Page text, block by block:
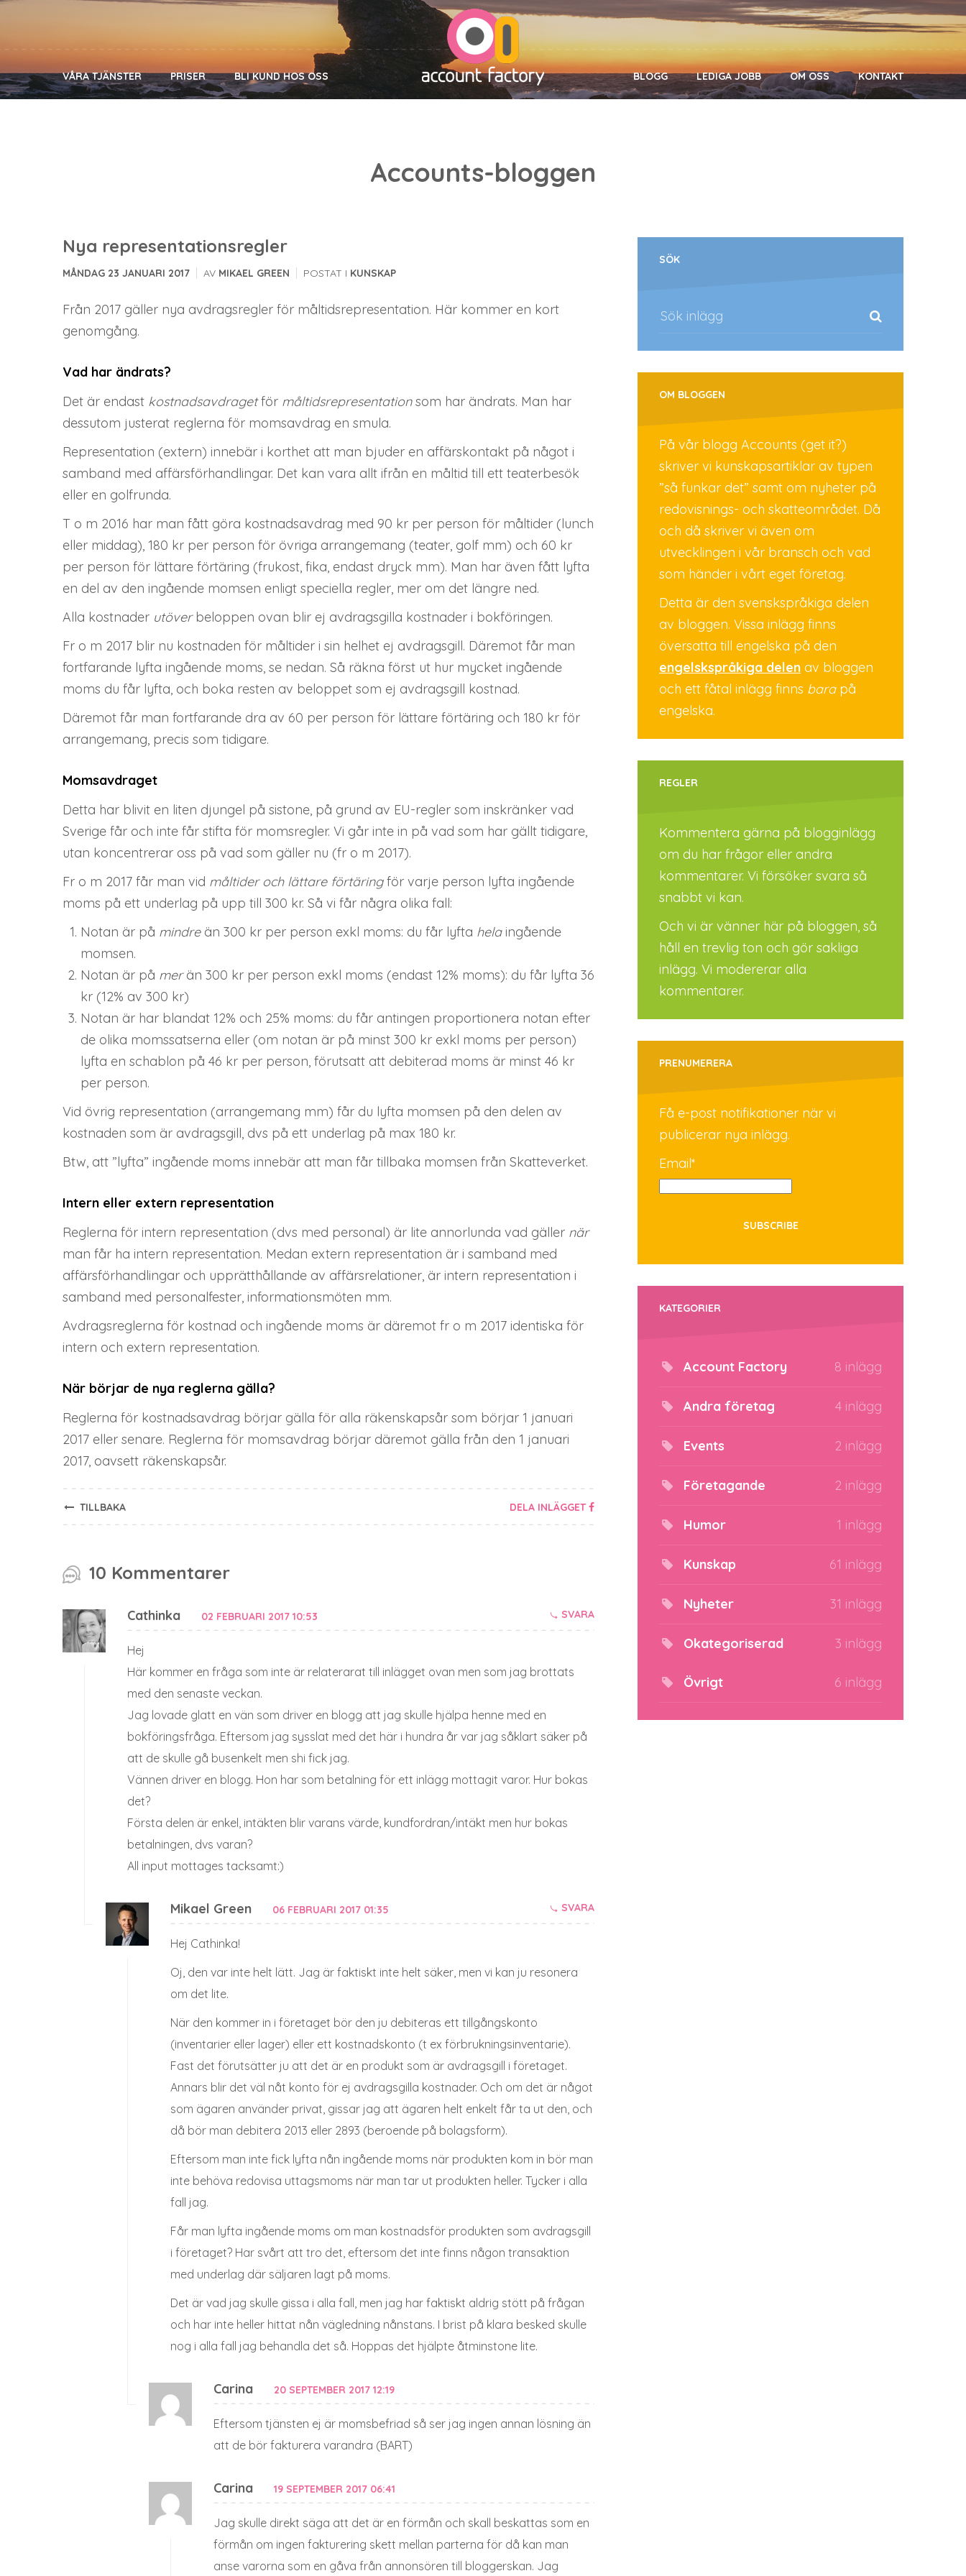
VÅRA TJÄNSTER PRISER BLI KUND HOS OSS KONTAKT
OM OSS
LEDIGA JOBB
BLOGG
Accounts-bloggen
Nya representationsregler
MÅNDAG 23 JANUARI 2017 AV MIKAEL GREEN POSTAT I KUNSKAP
Från 2017 gäller nya avdragsregler för måltidsrepresentation. Här kommer en kort
genomgång.
Vad har ändrats?
Det är endast kostnadsavdragetför måltidsrepresentationsom har ändrats. Man har
dessutom justerat reglerna för momsavdrag en smula.
Representation (extern) innebär i korthet att man bjuder en affärskontakt på något i
samband med affärsförhandlingar. Det kan vara allt ifrån en måltid till ett teaterbesök
eller en golfrunda.
T o m 2016 har man fått göra kostnadsavdrag med 90 kr per person för måltider (lunch
eller middag), 180 kr per person för övriga arrangemang (teater, golf mm) och 60 kr
per person för lättare förtäring (frukost, fika, endast dryck mm). Man har även fått lyfta
en del av den ingående momsen enligt speciella regler, mer om det längre ned.
Alla kostnader utöverbeloppen ovan blir ej avdragsgilla kostnader i bokföringen.
Fr o m 2017 blir nu kostnaden för måltider i sin helhet ej avdragsgill. Däremot får man
fortfarande lyfta ingående moms, se nedan. Så räkna först ut hur mycket ingående
moms du får lyfta, och boka resten av beloppet som ej avdragsgill kostnad.
Däremot får man fortfarande dra av 60 per person för lättare förtäring och 180 kr för
arrangemang, precis som tidigare.
Momsavdraget
Detta har blivit en liten djungel på sistone, på grund av EU-regler som inskränker vad
Sverige får och inte får stifta för momsregler. Vi går inte in på vad som har gällt tidigare,
utan koncentrerar oss på vad som gäller nu (fr o m 2017).
Fr o m 2017 får man vid måltider och lättare förtäringför varje person lyfta ingående
moms på ett underlag på upp till 300 kr. Så vi får några olika fall:
Notan är på mindreän 300 kr per person exkl moms: du får lyfta helaingående
momsen.
Notan är på merän 300 kr per person exkl moms (endast 12% moms): du får lyfta 36
kr (12% av 300 kr)
Notan är har blandat 12% och 25% moms: du får antingen proportionera notan efter
de olika momssatserna eller (om notan är på minst 300 kr exkl moms per person)
lyfta en schablon på 46 kr per person, förutsatt att debiterad moms är minst 46 kr
per person.
Vid övrig representation (arrangemang mm) får du lyfta momsen på den delen av
kostnaden som är avdragsgill, dvs på ett underlag på max 180 kr.
Btw, att ”lyfta” ingående moms innebär att man får tillbaka momsen från Skatteverket.
Intern eller extern representation
Reglerna för intern representation (dvs med personal) är lite annorlunda vad gäller när
man får ha intern representation. Medan extern representation är i samband med
affärsförhandlingar och upprätthållande av affärsrelationer, är intern representation i
samband med personalfester, informationsmöten mm.
Avdragsreglerna för kostnad och ingående moms är däremot fr o m 2017 identiska för
intern och extern representation.
När börjar de nya reglerna gälla?
Reglerna för kostnadsavdrag börjar gälla för alla räkenskapsår som börjar 1 januari
2017 eller senare. Reglerna för momsavdrag börjar däremot gälla från den 1 januari
2017, oavsett räkenskapsår.
TILLBAKA DELA INLÄGGET
10 Kommentarer
Cathinka 02 FEBRUARI 2017 10:53 SVARA
Hej
Här kommer en fråga som inte är relaterarat till inlägget ovan men som jag brottats
med den senaste veckan.
Jag lovade glatt en vän som driver en blogg att jag skulle hjälpa henne med en
bokföringsfråga. Eftersom jag sysslat med det här i hundra år var jag såklart säker på
att de skulle gå busenkelt men shi fick jag.
Vännen driver en blogg. Hon har som betalning för ett inlägg mottagit varor. Hur bokas
det?
Första delen är enkel, intäkten blir varans värde, kundfordran/intäkt men hur bokas
betalningen, dvs varan?
All input mottages tacksamt:)
Mikael Green 06 FEBRUARI 2017 01:35 SVARA
Hej Cathinka!
Oj, den var inte helt lätt. Jag är faktiskt inte helt säker, men vi kan ju resonera
om det lite.
När den kommer in i företaget bör den ju debiteras ett tillgångskonto
(inventarier eller lager) eller ett kostnadskonto (t ex förbrukningsinventarie).
Fast det förutsätter ju att det är en produkt som är avdragsgill i företaget.
Annars blir det väl nåt konto för ej avdragsgilla kostnader. Och om det är något
som ägaren använder privat, gissar jag att ägaren helt enkelt får ta ut den, och
då bör man debitera 2013 eller 2893 (beroende på bolagsform).
Eftersom man inte fick lyfta nån ingående moms när produkten kom in bör man
inte behöva redovisa uttagsmoms när man tar ut produkten heller. Tycker i alla
fall jag.
Får man lyfta ingående moms om man kostnadsför produkten som avdragsgill
i företaget? Har svårt att tro det, eftersom det inte finns någon transaktion
med underlag där säljaren lagt på moms.
Det är vad jag skulle gissa i alla fall, men jag har faktiskt aldrig stött på frågan
och har inte heller hittat nån vägledning nånstans. I brist på klara besked skulle
nog i alla fall jag behandla det så. Hoppas det hjälpte åtminstone lite.
Carina 20 SEPTEMBER 2017 12:19
Eftersom tjänsten ej är momsbefriad så ser jag ingen annan lösning än
att de bör fakturera varandra (BART)
Carina 19 SEPTEMBER 2017 06:41
Jag skulle direkt säga att det är en förmån och skall beskattas som en
förmån om ingen fakturering skett mellan parterna för då kan man
anse varorna som en gåva från annonsören till bloggerskan. Jag
SÖK
OM BLOGGEN
På vår blogg Accounts (get it?)
skriver vi kunskapsartiklar av typen
”så funkar det” samt om nyheter på
redovisnings- och skatteområdet. Då
och då skriver vi även om
utvecklingen i vår bransch och vad
som händer i vårt eget företag.
Detta är den svenskspråkiga delen
av bloggen. Vissa inlägg finns
översatta till engelska på den
engelskspråkiga delen av bloggen
och ett fåtal inlägg finns barapå
engelska.
REGLER
Kommentera gärna på blogginlägg
om du har frågor eller andra
kommentarer. Vi försöker svara så
snabbt vi kan.
Och vi är vänner här på bloggen, så
håll en trevlig ton och gör sakliga
inlägg. Vi modererar alla
kommentarer.
PRENUMERERA
Få e-post notifikationer när vi
publicerar nya inlägg.
Email*
KATEGORIER
Account Factory 8 inlägg
Andra företag 4 inlägg
Events 2 inlägg
Företagande 2 inlägg
Humor 1 inlägg
Kunskap 61 inlägg
Nyheter 31 inlägg
Okategoriserad 3 inlägg
Övrigt 6 inlägg